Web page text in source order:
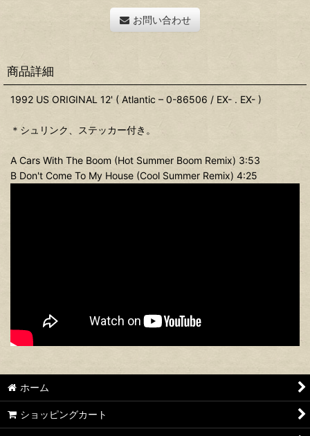
お問い合わせ
商品詳細
1992 US ORIGINAL 12' ( Atlantic – 0-86506 / EX- . EX- )
＊シュリンク、ステッカー付き。
A Cars With The Boom (Hot Summer Boom Remix) 3:53
B Don't Come To My House (Cool Summer Remix) 4:25
ホーム
ショッピングカート